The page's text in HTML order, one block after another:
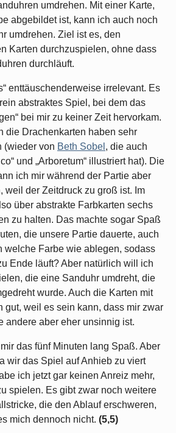
umdrehen. Mit einer Karte,
abgebildet ist, kann ich auch noch
umdrehen. Ziel ist es, den
Karten durchzuspielen, ohne dass
durchläuft.
enttäuschenderweise irrelevant. Es
abstraktes Spiel, bei dem das
bei mir zu keiner Zeit hervorkam.
die Drachenkarten haben sehr
(wieder von Beth Sobel , die auch
und „Arboretum“ illustriert hat). Die
ich mir während der Partie aber
weil der Zeitdruck zu groß ist. Im
über abstrakte Farbkarten sechs
zu halten. Das machte sogar Spaß
die unsere Partie dauerte, auch
welche Farbe wie ablegen, sodass
Ende läuft? Aber natürlich will ich
die eine Sanduhr umdreht, die
wurde. Auch die Karten mit
gut, weil es sein kann, dass mir zwar
andere aber eher unsinnig ist.
das fünf Minuten lang Spaß. Aber
wir das Spiel auf Anhieb zu viert
ich jetzt gar keinen Anreiz mehr,
spielen. Es gibt zwar noch weitere
die den Ablauf erschweren,
mich dennoch nicht. (5,5)